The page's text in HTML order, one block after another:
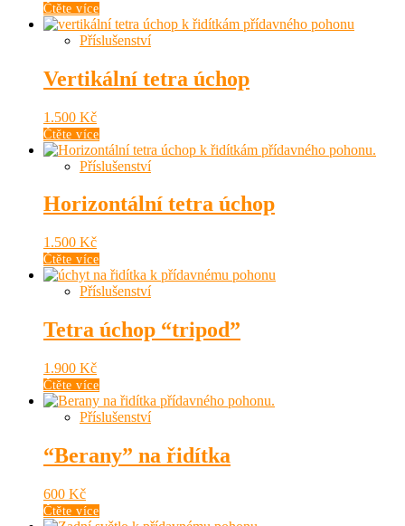
Čtěte více
Příslušenství
Vertikální tetra úchop
1.500 Kč
Čtěte více
Příslušenství
Horizontální tetra úchop
1.500 Kč
Čtěte více
Příslušenství
Tetra úchop “tripod”
1.900 Kč
Čtěte více
Příslušenství
“Berany” na řidítka
600 Kč
Čtěte více